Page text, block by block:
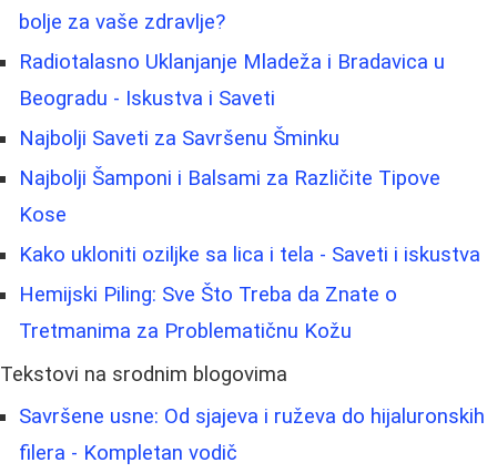
bolje za vaše zdravlje?
Radiotalasno Uklanjanje Mladeža i Bradavica u
Beogradu - Iskustva i Saveti
Najbolji Saveti za Savršenu Šminku
Najbolji Šamponi i Balsami za Različite Tipove
Kose
Kako ukloniti oziljke sa lica i tela - Saveti i iskustva
Hemijski Piling: Sve Što Treba da Znate o
Tretmanima za Problematičnu Kožu
Tekstovi na srodnim blogovima
Savršene usne: Od sjajeva i ruževa do hijaluronskih
filera - Kompletan vodič